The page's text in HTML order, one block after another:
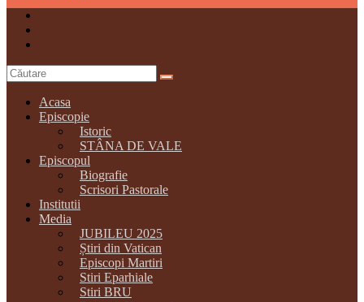
Acasa
Episcopie
Istoric
STÂNA DE VALE
Episcopul
Biografie
Scrisori Pastorale
Institutii
Media
JUBILEU 2025
Știri din Vatican
Episcopi Martiri
Stiri Eparhiale
Stiri BRU